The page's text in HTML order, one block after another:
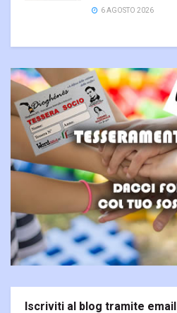
6 AGOSTO 2026
Iscriviti al blog tramite email